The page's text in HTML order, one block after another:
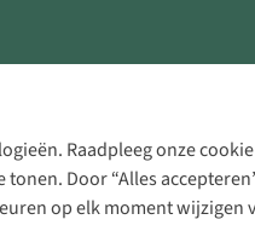
Raadpleeg onze
Door “Alles
op elk moment wijzigen